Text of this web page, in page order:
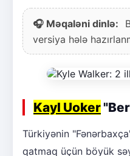
🎧 Məqaləni dinlə:
versiya hələ
Kayl Uoker
Türkiyənin
qatmaq üçün böyük